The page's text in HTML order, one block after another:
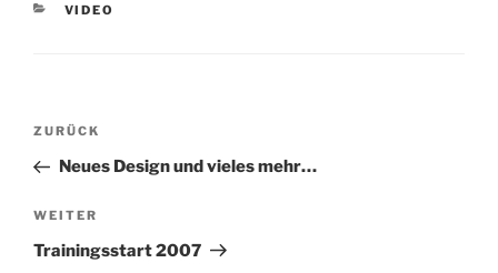
KATEGORIEN
VIDEO
Beitragsnavigation
Vorheriger
Beitrag
ZURÜCK
Neues Design und vieles mehr…
Nächster
Beitrag
WEITER
Trainingsstart 2007